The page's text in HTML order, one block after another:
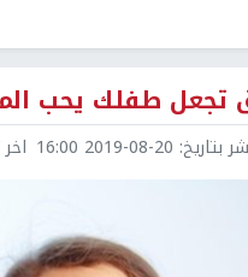
تجعل طفلك يحب
بتاريخ: 2019-08-20 16:00